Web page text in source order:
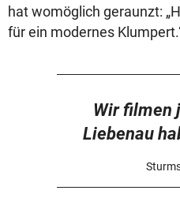
hat womöglich geraunzt:
für ein modernes
Wir filmen
Liebenau